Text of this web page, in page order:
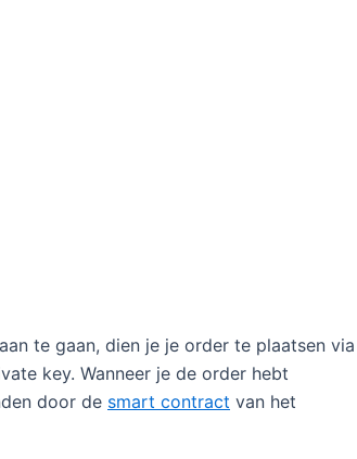
te gaan, dien je je order te plaatsen via
key. Wanneer je de order hebt
door de smart contract van het